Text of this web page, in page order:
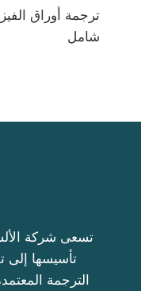
ترجمة أوراق
شامل
تسعى شركة
تأسيسها إلى
الترجمة